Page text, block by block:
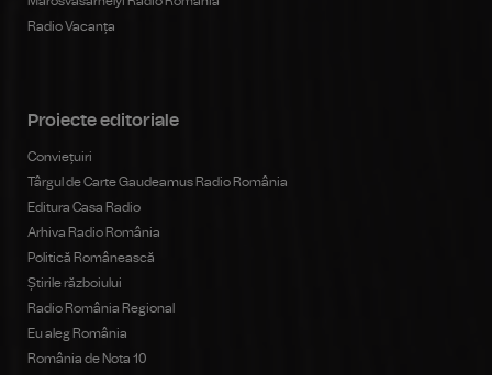
Radio Vacanța
Proiecte editoriale
Conviețuiri
Târgul de Carte Gaudeamus Radio România
Editura Casa Radio
Arhiva Radio România
Politică Românească
Știrile războiului
Radio România Regional
Eu aleg România
România de Nota 10